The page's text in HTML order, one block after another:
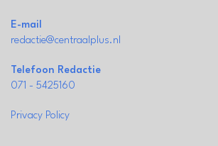
E-mail
redactie@centraalplus.nl
Telefoon Redactie
071 - 5425160
Privacy Policy